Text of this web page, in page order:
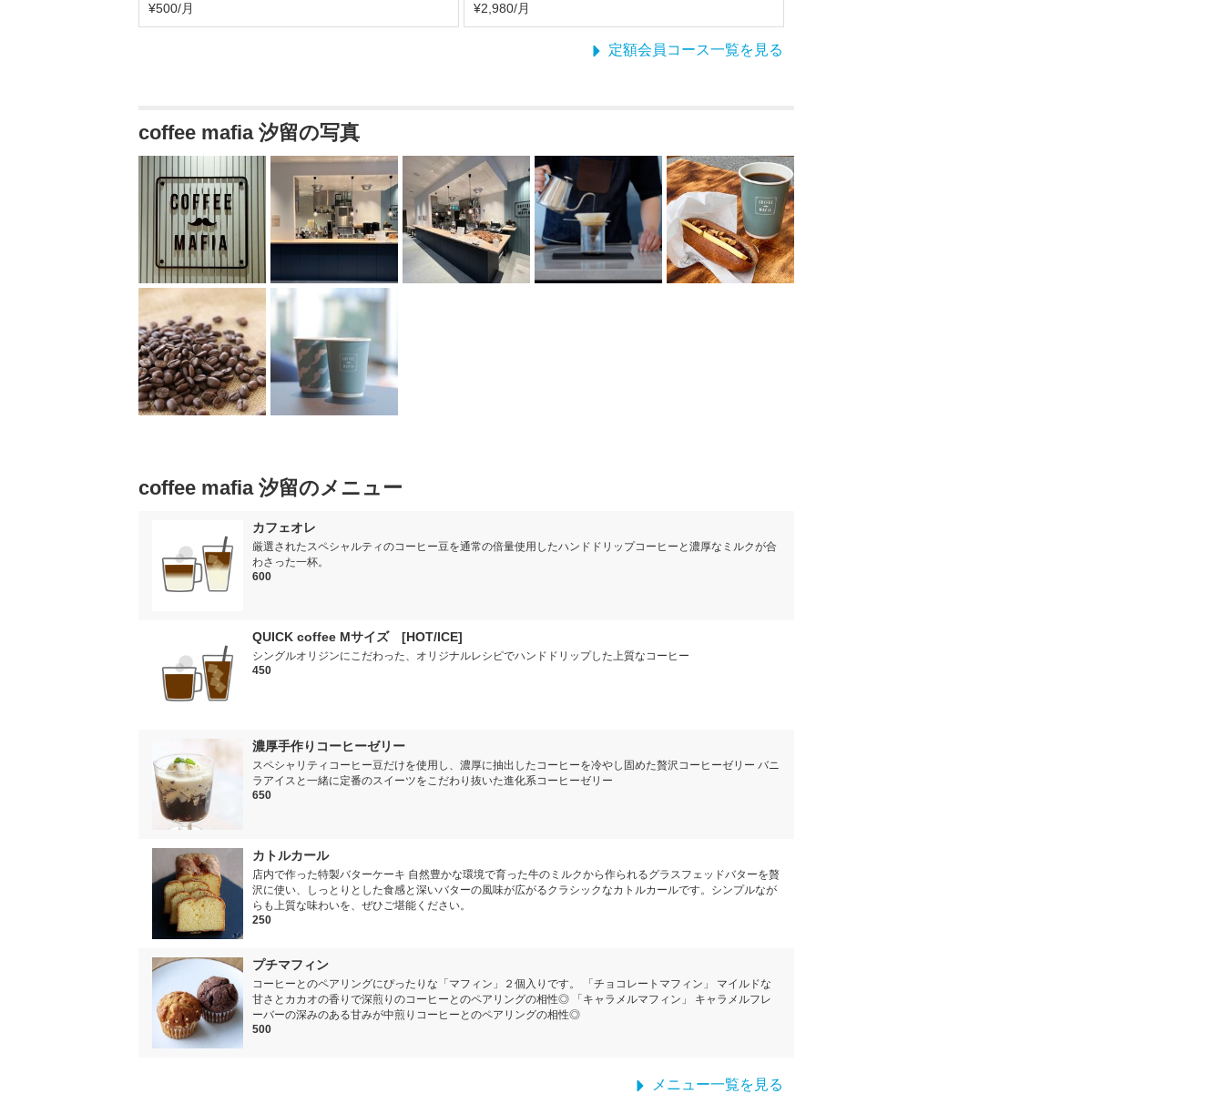
¥500/月 ¥2,980/月
定額会員コース一覧を見る
coffee mafia 汐留の写真
coffee mafia 汐留のメニュー
カフェオレ
厳選されたスペシャルティのコーヒー豆を通常の倍量使用したハンドドリップコーヒーと濃厚なミルクが合
わさった一杯。
600
QUICK coffee Mサイズ [HOT/ICE]
シングルオリジンにこだわった、オリジナルレシピでハンドドリップした上質なコーヒー
450
濃厚手作りコーヒーゼリー
スペシャリティコーヒー豆だけを使用し、濃厚に抽出したコーヒーを冷やし固めた贅沢コーヒーゼリー バニ
ラアイスと一緒に定番のスイーツをこだわり抜いた進化系コーヒーゼリー
650
カトルカール
店内で作った特製バターケーキ 自然豊かな環境で育った牛のミルクから作られるグラスフェッドバターを贅
沢に使い、しっとりとした食感と深いバターの風味が広がるクラシックなカトルカールです。シンプルなが
らも上質な味わいを、ぜひご堪能ください。
250
プチマフィン
コーヒーとのペアリングにぴったりな「マフィン」２個入りです。 「チョコレートマフィン」 マイルドな
甘さとカカオの香りで深煎りのコーヒーとのペアリングの相性◎ 「キャラメルマフィン」 キャラメルフレ
ーバーの深みのある甘みが中煎りコーヒーとのペアリングの相性◎
500
メニュー一覧を見る